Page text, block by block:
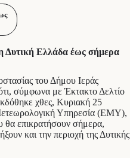
Δυτική Ελλάδα έως σήμερα
του Δήμου Ιεράς
σύμφωνα με Έκτακτο Δελτίο
χθες, Κυριακή 25
Υπηρεσία (ΕΜΥ),
θα επικρατήσουν σήμερα,
και την περιοχή της Δυτικής